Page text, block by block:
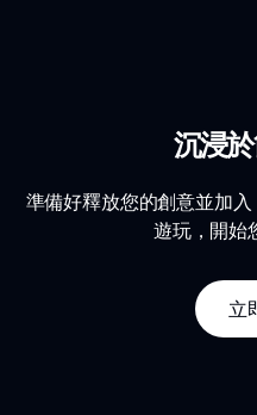
沉浸
準備好釋放您的創意並加
遊玩，開始
立